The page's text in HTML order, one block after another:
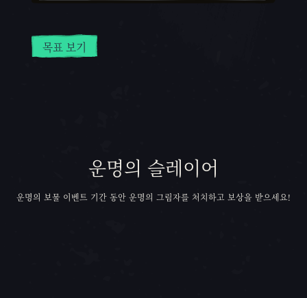
목표 보기
운명의 슬레이어
운명의 보물 이벤트 기간 동안 운명의 그림자를 처치하고 보상을 받으세요!